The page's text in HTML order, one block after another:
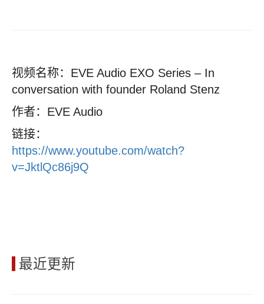
视频名称：EVE Audio EXO Series – In
conversation with founder Roland Stenz
作者：EVE Audio
链接：
https://www.youtube.com/watch?
v=JktlQc86j9Q
最近更新